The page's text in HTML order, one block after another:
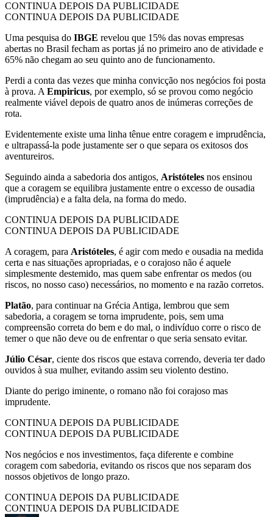
CONTINUA DEPOIS DA PUBLICIDADE
CONTINUA DEPOIS DA PUBLICIDADE
Uma pesquisa do IBGE revelou que 15% das novas empresas
abertas no Brasil fecham as portas já no primeiro ano de atividade e
65% não chegam ao seu quinto ano de funcionamento.
Perdi a conta das vezes que minha convicção nos negócios foi posta
à prova. A Empiricus, por exemplo, só se provou como negócio
realmente viável depois de quatro anos de inúmeras correções de
rota.
Evidentemente existe uma linha tênue entre coragem e imprudência,
e ultrapassá-la pode justamente ser o que separa os exitosos dos
aventureiros.
Seguindo ainda a sabedoria dos antigos, Aristóteles nos ensinou
que a coragem se equilibra justamente entre o excesso de ousadia
(imprudência) e a falta dela, na forma do medo.
CONTINUA DEPOIS DA PUBLICIDADE
CONTINUA DEPOIS DA PUBLICIDADE
A coragem, para Aristóteles, é agir com medo e ousadia na medida
certa e nas situações apropriadas, e o corajoso não é aquele
simplesmente destemido, mas quem sabe enfrentar os medos (ou
riscos, no nosso caso) necessários, no momento e na razão corretos.
Platão, para continuar na Grécia Antiga, lembrou que sem
sabedoria, a coragem se torna imprudente, pois, sem uma
compreensão correta do bem e do mal, o indivíduo corre o risco de
temer o que não deve ou de enfrentar o que seria sensato evitar.
Júlio César, ciente dos riscos que estava correndo, deveria ter dado
ouvidos à sua mulher, evitando assim seu violento destino.
Diante do perigo iminente, o romano não foi corajoso mas
imprudente.
CONTINUA DEPOIS DA PUBLICIDADE
CONTINUA DEPOIS DA PUBLICIDADE
Nos negócios e nos investimentos, faça diferente e combine
coragem com sabedoria, evitando os riscos que nos separam dos
nossos objetivos de longo prazo.
CONTINUA DEPOIS DA PUBLICIDADE
CONTINUA DEPOIS DA PUBLICIDADE